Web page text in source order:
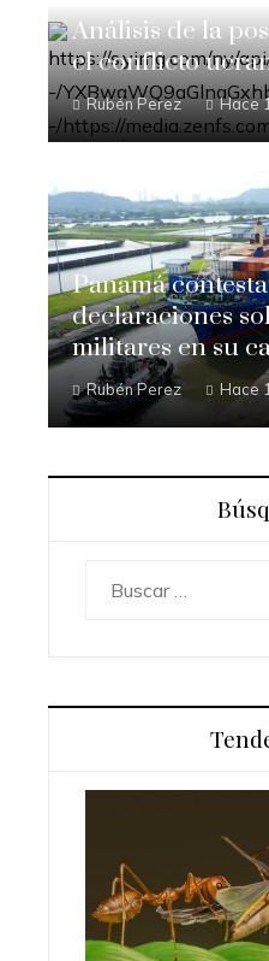
Análisis de la
el conflicto
Rubén Perez Hace
Panamá
declaraciones
militares en su
Rubén Perez Hace